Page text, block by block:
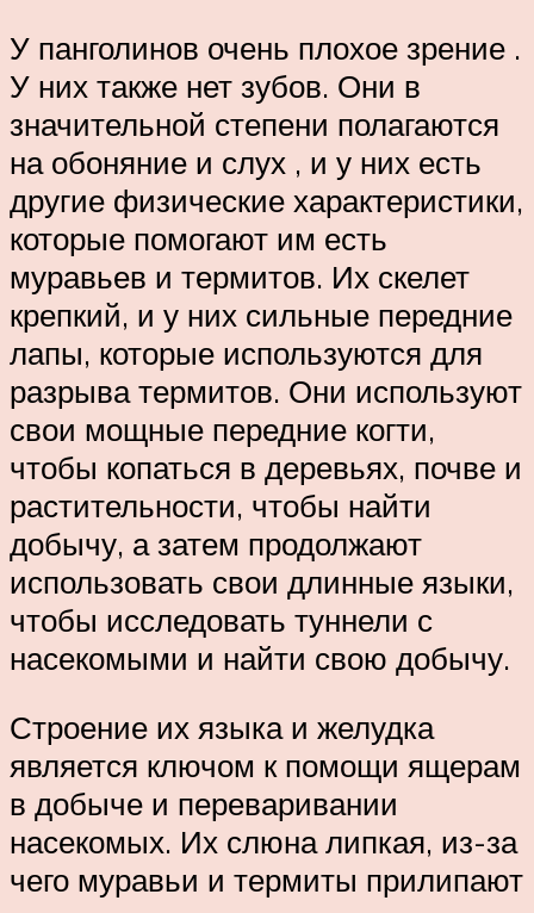
У панголинов очень плохое зрение .
У них также нет зубов. Они в
значительной степени полагаются
на обоняние и слух , и у них есть
другие физические характеристики,
которые помогают им есть
муравьев и термитов. Их скелет
крепкий, и у них сильные передние
лапы, которые используются для
разрыва термитов. Они используют
свои мощные передние когти,
чтобы копаться в деревьях, почве и
растительности, чтобы найти
добычу, а затем продолжают
использовать свои длинные языки,
чтобы исследовать туннели с
насекомыми и найти свою добычу.
Строение их языка и желудка
является ключом к помощи ящерам
в добыче и переваривании
насекомых. Их слюна липкая, из-за
чего муравьи и термиты прилипают